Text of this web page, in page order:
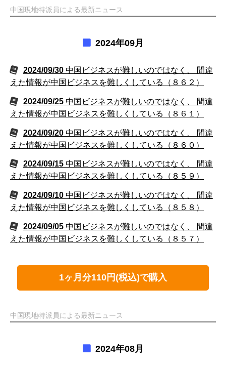
中国現地特派員による最新ニュース
2024年09月
2024/09/30 中国ビジネスが難しいのではなく、 間違
えた情報が中国ビジネスを難しくしている（８６２）
2024/09/25 中国ビジネスが難しいのではなく、 間違
えた情報が中国ビジネスを難しくしている（８６１）
2024/09/20 中国ビジネスが難しいのではなく、 間違
えた情報が中国ビジネスを難しくしている（８６０）
2024/09/15 中国ビジネスが難しいのではなく、 間違
えた情報が中国ビジネスを難しくしている（８５９）
2024/09/10 中国ビジネスが難しいのではなく、 間違
えた情報が中国ビジネスを難しくしている（８５８）
2024/09/05 中国ビジネスが難しいのではなく、 間違
えた情報が中国ビジネスを難しくしている（８５７）
1ヶ月分110円(税込)で購入
中国現地特派員による最新ニュース
2024年08月